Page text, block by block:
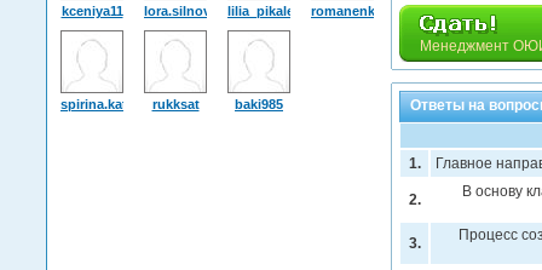
Менеджмент ОЮИ
Ответы на
1. Главное
2. В основу
3. Процесс
kceniya11 lora.silnova lilia_pikaleva romanenkov1987
spirina.katyucharukksat baki985